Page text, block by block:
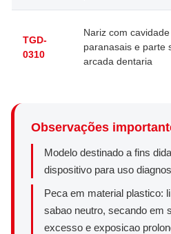
TGD-
0310
Nariz com
paranasais e parte
arcada dentaria
Observações
Modelo destinado a fins
dispositivo para uso
Peca em material plastico:
sabao neutro, secando em
excesso e exposicao